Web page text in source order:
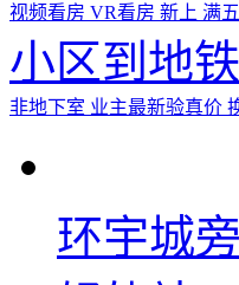
视频看房 VR看房 新上 满
小区到地
非地下室 业主最新验真价